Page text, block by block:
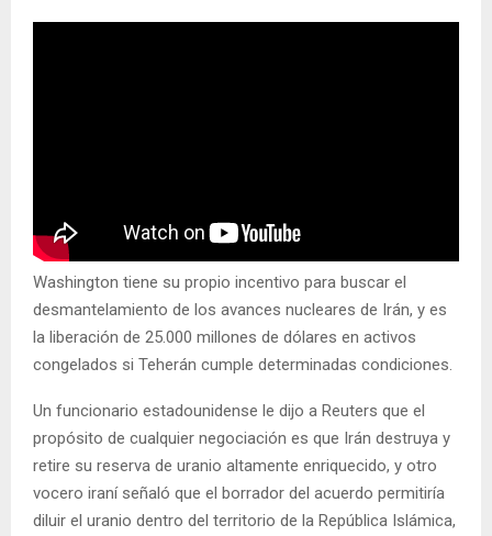
Washington tiene su propio incentivo para buscar el
desmantelamiento de los avances nucleares de Irán, y es
la liberación de 25.000 millones de dólares en activos
congelados si Teherán cumple determinadas condiciones.
Un funcionario estadounidense le dijo a Reuters que el
propósito de cualquier negociación es que Irán destruya y
retire su reserva de uranio altamente enriquecido, y otro
vocero iraní señaló que el borrador del acuerdo permitiría
diluir el uranio dentro del territorio de la República Islámica,